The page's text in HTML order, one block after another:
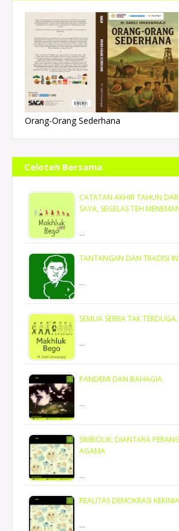
Indonesiana
Orang-Orang Sederhana
Celoteh Bersama
CATATAN AKHIR TAHUN
SAYA, SEGELAS TEH
…
TANTANGAN DAN TRADISI
…
SEMUA SERBA TAK
…
PANDEMI DAN BAHAGIA
…
SIMBOLIK; DIANTARA
AGAMA
…
REALITAS DEMOKRASI
…